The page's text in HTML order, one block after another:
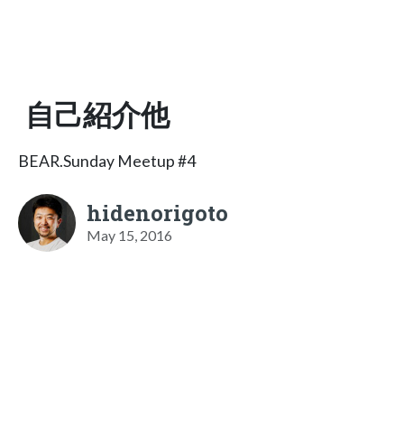
自己紹介他
BEAR.Sunday Meetup #4
hidenorigoto
May 15, 2016